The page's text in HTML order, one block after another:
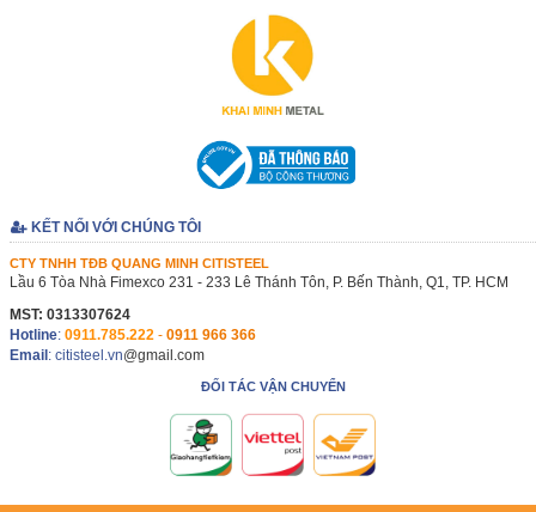
KẾT NỐI VỚI CHÚNG TÔI
CTY TNHH TĐB QUANG MINH CITISTEEL
Lầu 6 Tòa Nhà Fimexco 231 - 233 Lê Thánh Tôn, P. Bến Thành, Q1, TP. HCM
MST: 0313307624
Hotline: 0911.785.222 - 0911 966 366
Email: citisteel.vn@gmail.com
ĐỐI TÁC VẬN CHUYỂN